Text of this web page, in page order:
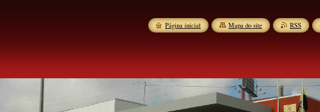
Página inicial Mapa do site RSS